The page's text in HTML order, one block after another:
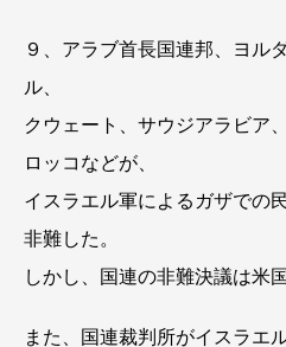
９、アラブ首長国連邦、ヨル
ル、
クウェート、サウジアラビア
ロッコなどが、
イスラエル軍によるガザでの
非難した。
しかし、国連の非難決議は米
また、国連裁判所がイスラエ